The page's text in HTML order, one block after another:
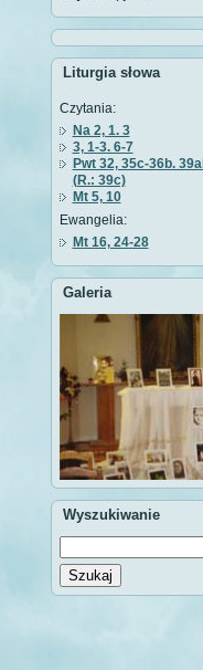
Liturgia słowa
Czytania:
Na 2, 1. 3
3, 1-3. 6-7
Pwt 32, 35c-36b.
(R.: 39c)
Mt 5, 10
Ewangelia:
Mt 16, 24-28
Galeria
Wyszukiwanie
Szukaj